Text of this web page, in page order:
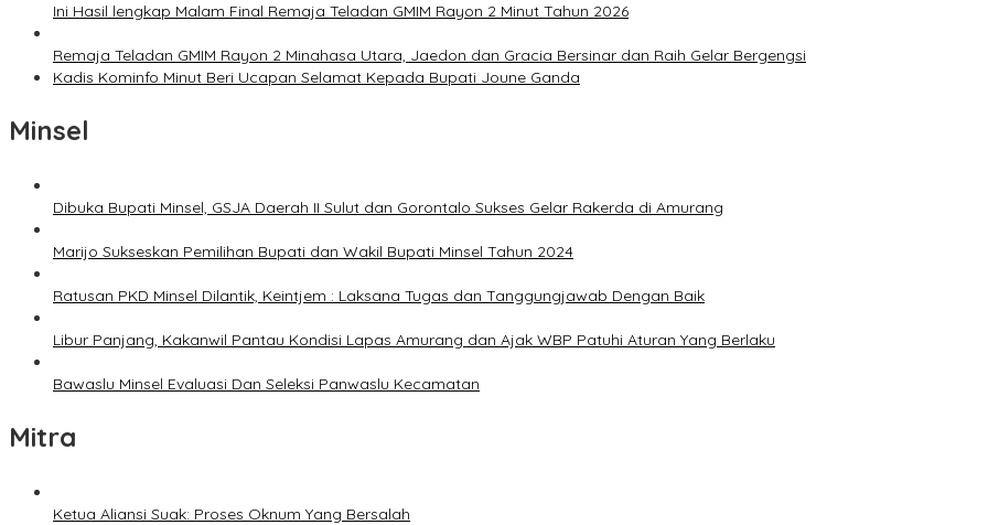
Ini Hasil lengkap Malam Final Remaja Teladan GMIM Rayon 2 Minut Tahun 2026
Remaja Teladan GMIM Rayon 2 Minahasa Utara, Jaedon dan Gracia Bersinar dan Raih Gelar Bergengsi
Kadis Kominfo Minut Beri Ucapan Selamat Kepada Bupati Joune Ganda
Minsel
Dibuka Bupati Minsel, GSJA Daerah II Sulut dan Gorontalo Sukses Gelar Rakerda di Amurang
Marijo Sukseskan Pemilihan Bupati dan Wakil Bupati Minsel Tahun 2024
Ratusan PKD Minsel Dilantik, Keintjem : Laksana Tugas dan Tanggungjawab Dengan Baik
Libur Panjang, Kakanwil Pantau Kondisi Lapas Amurang dan Ajak WBP Patuhi Aturan Yang Berlaku
Bawaslu Minsel Evaluasi Dan Seleksi Panwaslu Kecamatan
Mitra
Ketua Aliansi Suak: Proses Oknum Yang Bersalah